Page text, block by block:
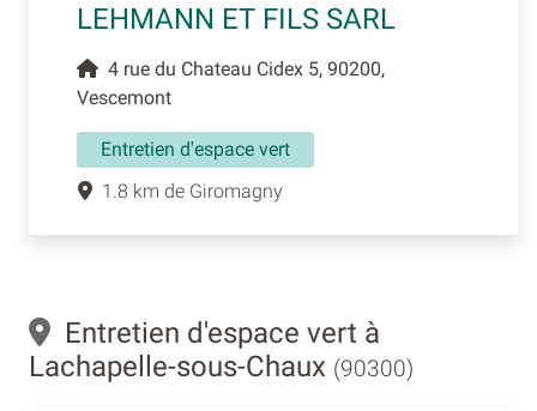
LEHMANN ET FILS SARL
4 rue du Chateau Cidex 5, 90200,
Vescemont
Entretien d'espace vert
1.8 km de Giromagny
Entretien d'espace vert à
Lachapelle-sous-Chaux (90300)